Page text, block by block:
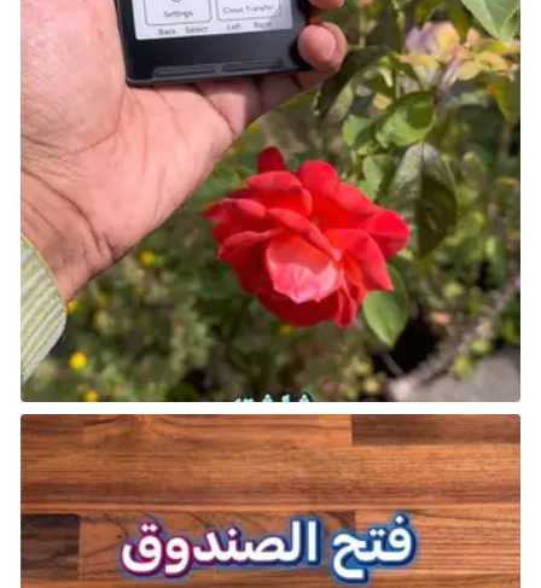
أخيرًا، قابل Stanley عند السلالم الموجودة أمام مكان
العرض، باتجاه الجانب الغربي من المدينة. تحدث معه،
وسيمنحك جرعة من Devil’s Blood. عد إلى The Rose
Room في Appalachia عن طريق فتح الخريطة واستخدام
الانتقال السريع. تحدث إلى Vin في القبو، وقدم الجرعة إلى
Abbie لإكمال المهمة.
ستحصل على المكافآت التالية: